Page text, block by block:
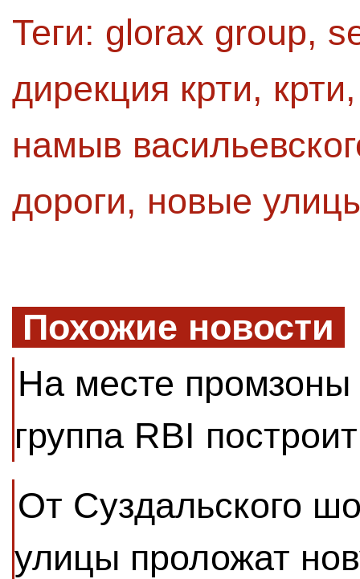
Теги: glorax group,
дирекция крти, крти
намыв
дороги, новые
Похожие новости
На месте
группа RBI
От Суздальского
улицы проложат